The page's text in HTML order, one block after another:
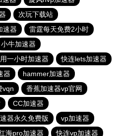
次玩下载站
速器
雷霆每天免费2小时
小牛加速器
一小时加速器
快连lets加速器
器
hammer加速器
vqn
香蕉加速器vp官网
CC加速器
器永久免费版
vp加速器
海pro加速器 快连vp加速器